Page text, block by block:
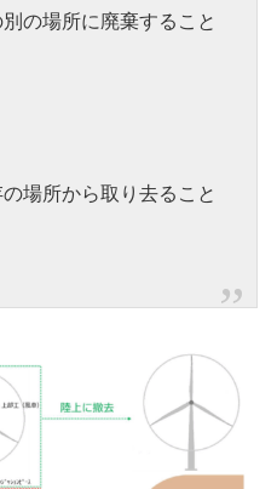
の場所に廃棄すること
場所から取り去ること